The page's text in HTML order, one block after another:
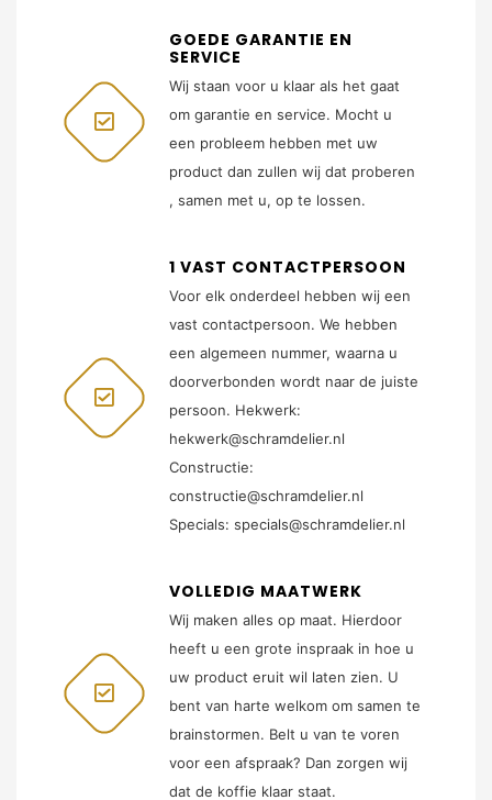
GOEDE GARANTIE EN
SERVICE
Wij staan voor u klaar als het gaat
om garantie en service. Mocht u
een probleem hebben met uw
product dan zullen wij dat proberen
, samen met u, op te lossen.
1 VAST CONTACTPERSOON
Voor elk onderdeel hebben wij een
vast contactpersoon. We hebben
een algemeen nummer, waarna u
doorverbonden wordt naar de juiste
persoon. Hekwerk:
hekwerk@schramdelier.nl
Constructie:
constructie@schramdelier.nl
Specials: specials@schramdelier.nl
VOLLEDIG MAATWERK
Wij maken alles op maat. Hierdoor
heeft u een grote inspraak in hoe u
uw product eruit wil laten zien. U
bent van harte welkom om samen te
brainstormen. Belt u van te voren
voor een afspraak? Dan zorgen wij
dat de koffie klaar staat.